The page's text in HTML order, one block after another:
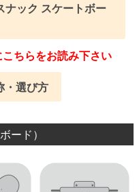
ナック スケートボー
ちらをお読み下さい
・選び方
ード）